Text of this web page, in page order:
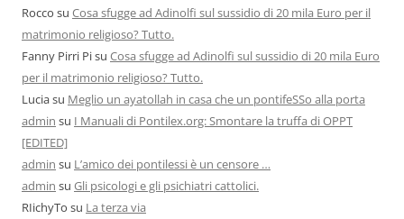
Rocco su Cosa sfugge ad Adinolfi sul sussidio di 20 mila Euro per il
matrimonio religioso? Tutto.
Fanny Pirri Pisu Cosa sfugge ad Adinolfi sul sussidio di 20 mila Euro
per il matrimonio religioso? Tutto.
Luciasu Meglio un ayatollah in casa che un pontifeSSo alla porta
admin su I Manuali di Pontilex.org: Smontare la truffa di OPPT
[EDITED]
admin su L’amico dei pontilessi è un censore …
admin su Gli psicologi e gli psichiatri cattolici.
RIichyTo su La terza via